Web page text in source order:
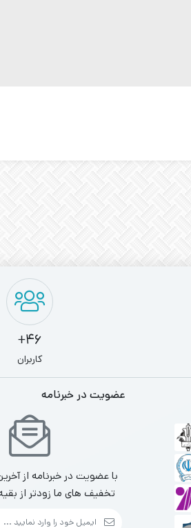
46+
کاربران
عضویت در خبرنامه
با عضویت در خبرنامه از
تخفیف های ما زودتر از